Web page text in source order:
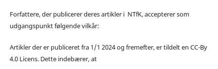
Forfattere, der publicerer deres artikler i NTfK, accepterer som
udgangspunkt følgende vilkår:
Artikler der er publiceret fra 1/1 2024 og fremefter, er tildelt en CC-By
4.0 Licens. Dette indebærer, at